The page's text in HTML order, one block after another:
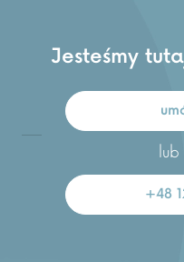
Jesteśmy
lub
+48